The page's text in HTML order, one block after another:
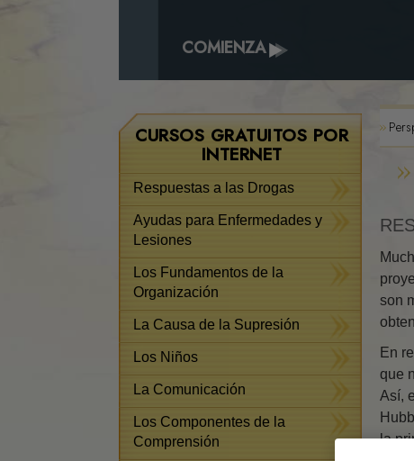
COMIENZA
son
En
que
Así,
la
CURSOS GRATUITOS POR
INTERNET
Respuestas a las Drogas
Ayudas para Enfermedades y
Lesiones
Los Fundamentos de la
Organización
La Causa de la Supresión
Los Niños
La Comunicación
Los Componentes de la
Comprensión